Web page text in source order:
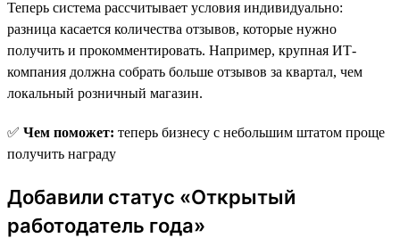
Теперь система рассчитывает условия индивидуально:
разница касается количества отзывов, которые нужно
получить и прокомментировать. Например, крупная ИТ-
компания должна собрать больше отзывов за квартал, чем
локальный розничный магазин.
✅ Чем поможет: теперь бизнесу с небольшим штатом проще
получить награду
Добавили статус «Открытый
работодатель года»